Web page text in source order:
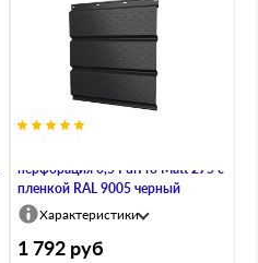
перфорация 0,5 PurPro Matt 275 с
пленкой RAL 9005 черный
Характеристики
1 792 руб